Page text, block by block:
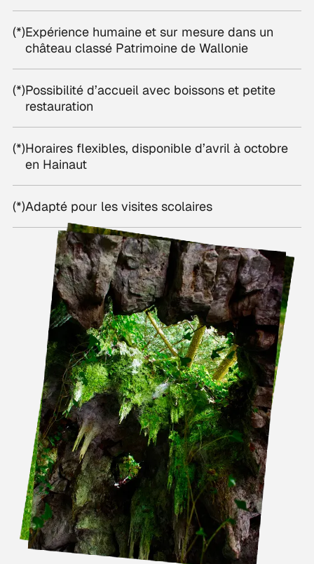
(*)Expérience humaine et sur mesure dans un
château classé Patrimoine de Wallonie
(*)Possibilité d’accueil avec boissons et petite
restauration
(*)Horaires flexibles, disponible d’avril à octobre
en Hainaut
(*)Adapté pour les visites scolaires